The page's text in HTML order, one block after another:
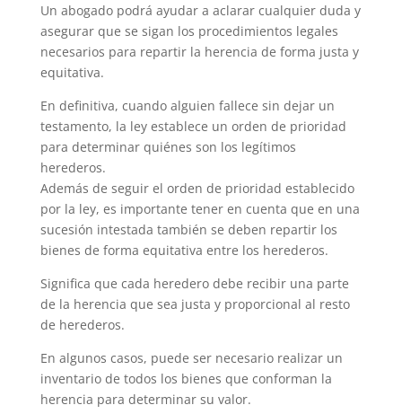
Un abogado podrá ayudar a aclarar cualquier duda y
asegurar que se sigan los procedimientos legales
necesarios para repartir la herencia de forma justa y
equitativa.
En definitiva, cuando alguien fallece sin dejar un
testamento, la ley establece un orden de prioridad
para determinar quiénes son los legítimos
herederos.
Además de seguir el orden de prioridad establecido
por la ley, es importante tener en cuenta que en una
sucesión intestada también se deben repartir los
bienes de forma equitativa entre los herederos.
Significa que cada heredero debe recibir una parte
de la herencia que sea justa y proporcional al resto
de herederos.
En algunos casos, puede ser necesario realizar un
inventario de todos los bienes que conforman la
herencia para determinar su valor.